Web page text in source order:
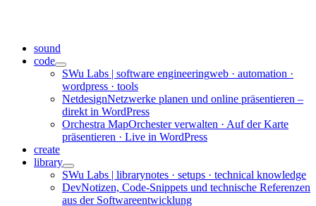
sound
code
SWu Labs | software engineeringweb · automation ·
wordpress · tools
NetdesignNetzwerke planen und online präsentieren –
direkt in WordPress
Orchestra MapOrchester verwalten · Auf der Karte
präsentieren · Live in WordPress
create
library
SWu Labs | librarynotes · setups · technical knowledge
DevNotizen, Code-Snippets und technische Referenzen
aus der Softwareentwicklung